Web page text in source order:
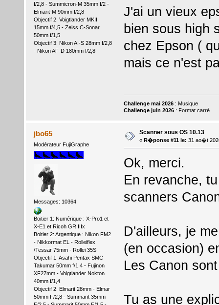
f/2,8 - Summicron-M 35mm f/2 -
Elmarit-M 90mm f/2,8
Objectif 2: Voigtlander MKII
15mm f/4,5 - Zeiss C-Sonar
50mm f/1,5
Objectif 3: Nikon AI-S 28mm f/2,8
- Nikon AF-D 180mm f/2,8
J'ai un vieux
bien sous high
chez Epson (
mais ce n'est
Challenge mai 2026: Musique
Challenge juin 2026: Format carré
jbo65
Modérateur FujiGraphe
Messages: 10364
Boitier 1: Numérique : X-Pro1 et
X-E1 et Ricoh GR IIIx
Boitier 2: Argentique : Nikon FM2
- Nikkormat EL - Rolleiflex
/Tessar 75mm - Rollei 35S
Objectif 1: Asahi Pentax SMC
Takumar 50mm f/1.4 - Fujinon
XF27mm - Voigtlander Nokton
40mm f/1,4
Objectif 2: Elmarit 28mm - Elmar
50mm F/2,8 - Summarit 35mm
Scanner sous OS 10.13
« R�ponse #11 le: 31 ao�t
Ok, merci.
En revanche,
scanners
D'ailleurs, je
(en occasion)
Les Canon
Tu as une